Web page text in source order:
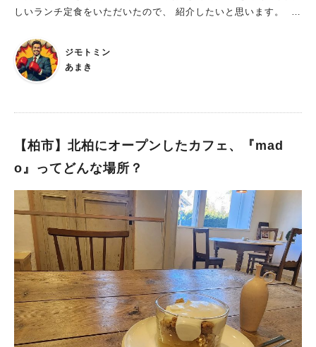
でボリュームたっぷりのカツ料理定食を楽しむことができます。
みてはいかがでしょうか。 とんかる 燕楽さんについて詳しく
知りたい方はこちら： https://amakism.com/gourmet-76/ htt
ps://amakism.com/gourmet-96/
しいランチ定食をいただいたので、 紹介したいと思います。
屋さん JR北柏駅北口から徒歩12分。 富勢中学校へ向かう道の途
中に、【日本料理 子の刻】さんはあります。 住宅街の中に溶け
込んでいる会席・割烹料理屋さん。 基本的には夜の会席・割烹
だけるお店として基本的に営業されています。 会席料理屋なら
す メインは会席料理屋なためパッと見高そうなイメージです
が、 ランチはとてもリーズナブルな値段で提供されており、丼
物が人気です。 御膳料理などは季節によって内容が変わるよう
です。 どれもボリュームたっぷりで、ジモトミンからは密かな
人気店となっています。 会席料理屋なので味はもちろん絶品！
ランチの穴場的なお店です。 ちなみにランチでも、予め予約す
れば会席料理を振舞ってもらえます。 店内は、カウンター席が4
席と、テーブル席が4席。 奥には座敷席もあるようで、結構な大
きさのお店です。 日本料理屋であるものの、ランチ時は落ち着
いたクラシックが流れており、 ゆったりとした優雅な雰囲気で
ランチをいただくことができます。 天ぷらが大人気！ 今回、
ジモトミン
あまき
【柏市】北柏にオープンしたカフェ、『mad
o』ってどんな場所？